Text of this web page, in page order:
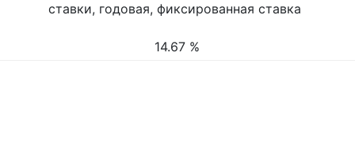
ставки, годовая, фиксированная ставка
14.67 %